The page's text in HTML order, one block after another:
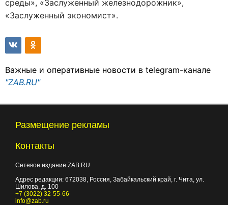
среды», «Заслуженный железнодорожник»,
«Заслуженный экономист».
Важные и оперативные новости в telegram-канале
"ZAB.RU"
Размещение рекламы
Контакты
Сетевое издание ZAB.RU
Адрес редакции: 672038, Россия, Забайкальский край, г. Чита, ул.
Шилова, д. 100
+7 (3022) 32-55-66
info@zab.ru